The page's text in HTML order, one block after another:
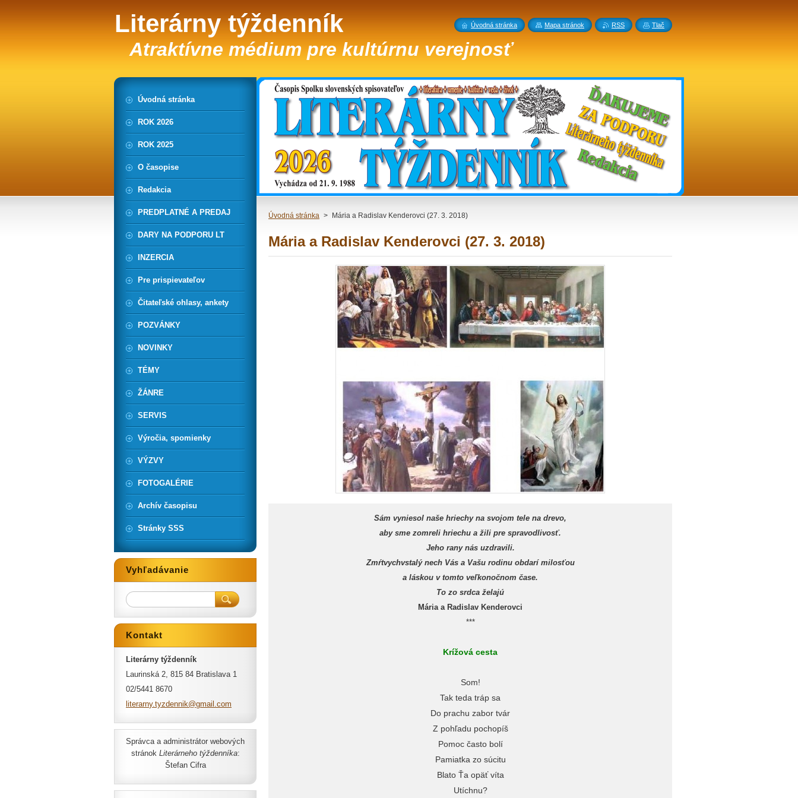
Literárny týždenník
Atraktívne médium pre kultúrnu verejnosť
Úvodná stránka > Mária a Radislav Kenderovci (27. 3. 2018)
Mária a Radislav Kenderovci (27. 3. 2018)
Sám vyniesol naše hriechy na svojom tele na drevo,
aby sme zomreli hriechu a žili pre spravodlivosť.
Jeho rany nás uzdravili.
Zmŕtvychvstalý nech Vás a Vašu rodinu obdarí milosťou
a láskou v tomto veľkonočnom čase.
To zo srdca želajú
Mária a Radislav Kenderovci
***
Krížová cesta
Som!
Tak teda tráp sa
Do prachu zabor tvár
Z pohľadu pochopíš
Pomoc často bolí
Pamiatka zo súcitu
Blato Ťa opäť víta
Utíchnu?
Úvodná stránka
ROK 2026
ROK 2025
O časopise
Redakcia
PREDPLATNÉ A PREDAJ
DARY NA PODPORU LT
INZERCIA
Pre prispievateľov
Čitateľské ohlasy, ankety
POZVÁNKY
NOVINKY
TÉMY
ŽÁNRE
SERVIS
Výročia, spomienky
VÝZVY
FOTOGALÉRIE
Archív časopisu
Stránky SSS
Vyhľadávanie
Kontakt
Literárny týždenník
Laurinská 2, 815 84 Bratislava 1
02/5441 8670
literarny.tyzdennik@gmai l.com
Správca a administrátor webových
stránok Literárneho týždenníka:
Štefan Cifra
Úvodná stránka Mapa stránok RSS Tlač